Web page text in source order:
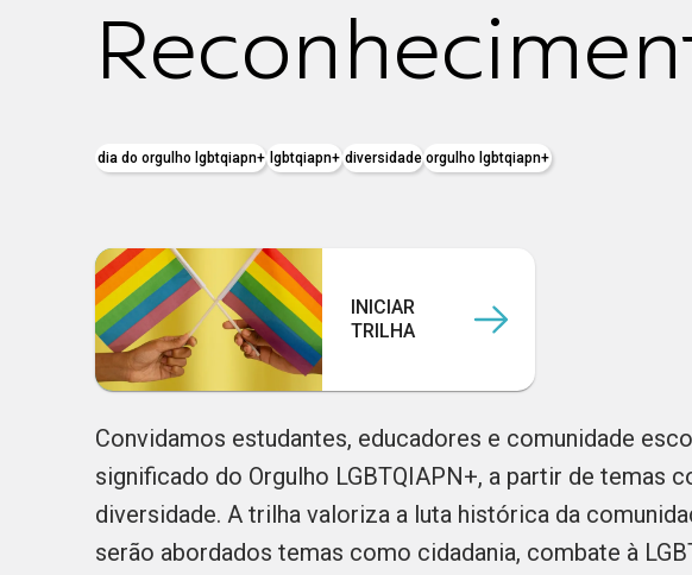
dia do orgulho lgbtqiapn+ lgbtqiapn+ diversidade orgulho lgbtqiapn+
INICIAR
TRILHA
Convidamos estudantes, educadores e comunidade
significado do Orgulho LGBTQIAPN+, a partir de temas
diversidade. A trilha valoriza a luta histórica da
serão abordados temas como cidadania, combate à